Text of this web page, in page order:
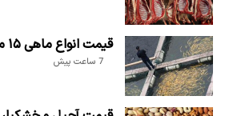
قیمت انواع ماهی ۱۵ مرداد ۱۴۰۵
7 ساعت پیش